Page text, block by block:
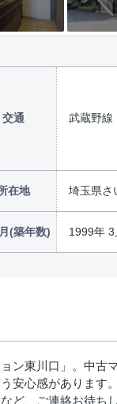
交通 武蔵野線
在地 埼玉県さ
(築年数) 1999年
ン東川口」。中
安心感がありま
ど、ご連絡お待ち